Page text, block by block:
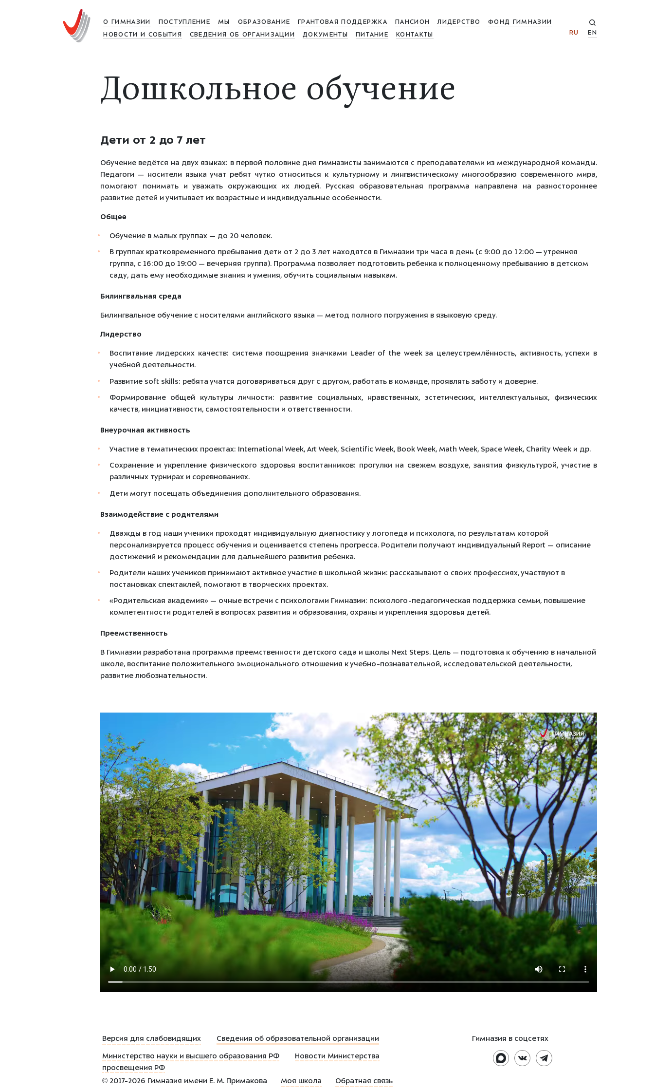
О ГИМНАЗИИ ПОСТУПЛЕНИЕ МЫ ОБРАЗОВАНИЕ ГРАНТОВАЯ ПОДДЕРЖКА ПАНСИОН ЛИДЕРСТВО
ФОНД ГИМНАЗИИ
НОВОСТИ И СОБЫТИЯ
СВЕДЕНИЯ ОБ ОРГАНИЗАЦИИ ДОКУМЕНТЫ ПИТАНИЕ КОНТАКТЫ RU EN
Дошкольное обучение
Дети от 2 до 7 лет
Обучение ведётся на двух языках: в первой половине дня гимназисты занимаются с преподавателями из международной команды.
Педагоги — носители языка учат ребят чутко относиться к культурному и лингвистическому многообразию современного мира,
помогают понимать и уважать окружающих их людей. Русская образовательная программа направлена на разностороннее
развитие детей и учитывает их возрастные и индивидуальные особенности.
Общее
Обучение в малых группах — до 20 человек.
В группах кратковременного пребывания дети от 2 до 3 лет находятся в Гимназии три часа в день (с 9:00 до 12:00 — утренняя
группа, с 16:00 до 19:00 — вечерняя группа). Программа позволяет подготовить ребенка к полноценному пребыванию в детском
саду, дать ему необходимые знания и умения, обучить социальным навыкам.
Билингвальная среда
Билингвальное обучение с носителями английского языка — метод полного погружения в языковую среду.
Лидерство
Воспитание лидерских качеств: система поощрения значками Leader of the week за целеустремлённость, активность, успехи в
учебной деятельности.
Развитие soft skills: ребята учатся договариваться друг с другом, работать в команде, проявлять заботу и доверие.
Формирование общей культуры личности: развитие социальных, нравственных, эстетических, интеллектуальных, физических
качеств, инициативности, самостоятельности и ответственности.
Внеурочная активность
Участие в тематических проектах: International Week, Art Week, Scientific Week, Book Week, Math Week, Space Week, Charity Week и др.
Сохранение и укрепление физического здоровья воспитанников: прогулки на свежем воздухе, занятия физкультурой, участие в
различных турнирах и соревнованиях.
Дети могут посещать объединения дополнительного образования.
Взаимодействие с родителями
Дважды в год наши ученики проходят индивидуальную диагностику у логопеда и психолога, по результатам которой
персонализируется процесс обучения и оценивается степень прогресса. Родители получают индивидуальный Report — описание
достижений и рекомендации для дальнейшего развития ребенка.
Родители наших учеников принимают активное участие в школьной жизни: рассказывают о своих профессиях, участвуют в
постановках спектаклей, помогают в творческих проектах.
«Родительская академия» — очные встречи с психологами Гимназии: психолого-педагогическая поддержка семьи, повышение
компетентности родителей в вопросах развития и образования, охраны и укрепления здоровья детей.
Преемственность
В Гимназии разработана программа преемственности детского сада и школы Next Steps. Цель — подготовка к обучению в начальной
школе, воспитание положительного эмоционального отношения к учебно-познавательной, исследовательской деятельности,
развитие любознательности.
Версия для слабовидящих Сведения об образовательной организации
Министерство науки и высшего образования РФ
Новости Министерства
просвещения РФ
© 2017-2026 Гимназия имени Е. М. Примакова Моя школа Обратная связь
Гимназия в соцсетях